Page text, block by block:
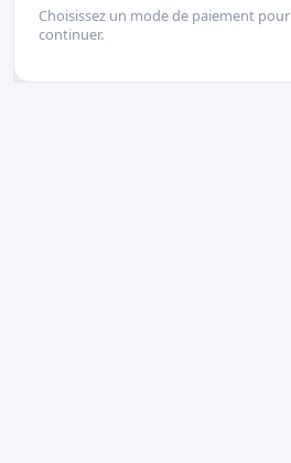
Choisissez un mode de paiement pour
continuer.